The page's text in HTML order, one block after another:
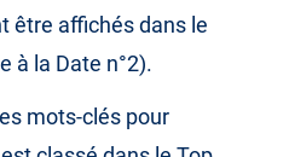
être affichés dans le
à la Date n°2).
mots-clés pour